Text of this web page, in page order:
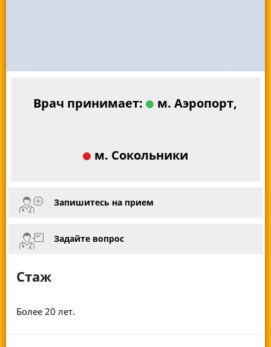
Врач принимает: м. Аэропорт,
м. Сокольники
Запишитесь на прием
Задайте вопрос
Стаж
Более 20 лет.